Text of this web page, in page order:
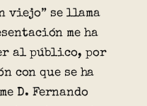
viejo” se llama
me ha
al público, por
con que se ha
D. Fernando